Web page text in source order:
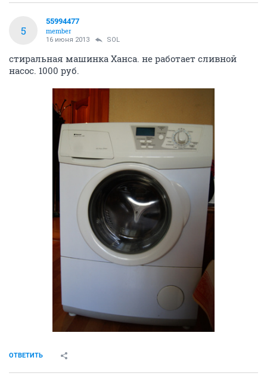
5
55994477
member
16 июня 2013 SOL
стиральная машинка Ханса. не работает сливной
насос. 1000 руб.
ОТВЕТИТЬ